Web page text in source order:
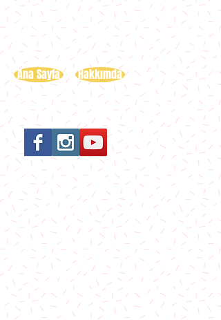
Emanetoğlu’nun muayenehanesinde
blogger...
Ana Sayfa Hakkımda